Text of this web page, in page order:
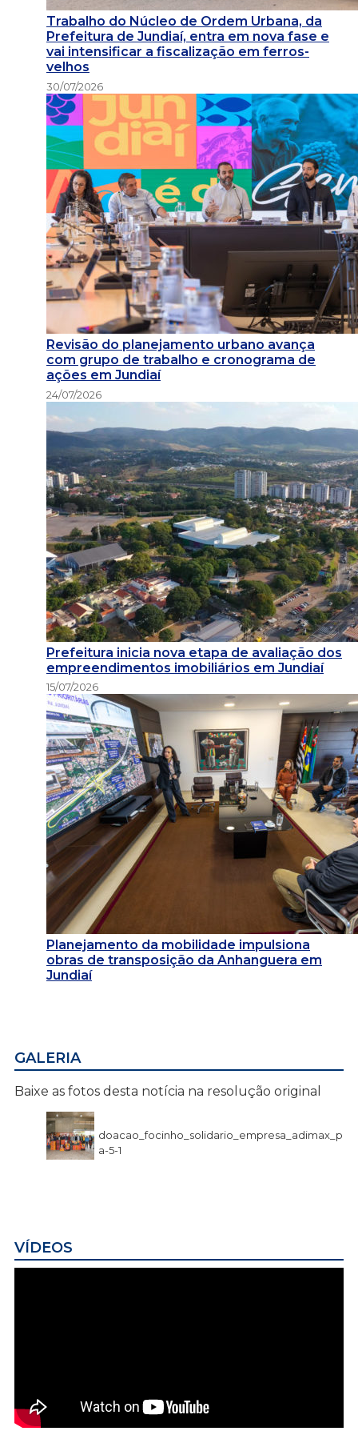
Trabalho do Núcleo de Ordem Urbana, da
Prefeitura de Jundiaí, entra em nova fase e
vai intensificar a fiscalização em ferros-
velhos
30/07/2026
Revisão do planejamento urbano avança
com grupo de trabalho e cronograma de
ações em Jundiaí
24/07/2026
Prefeitura inicia nova etapa de avaliação dos
empreendimentos imobiliários em Jundiaí
15/07/2026
Planejamento da mobilidade impulsiona
obras de transposição da Anhanguera em
Jundiaí
GALERIA
Baixe as fotos desta notícia na resolução original
doacao_focinho_solidario_empresa_adimax_p
a-5-1
VÍDEOS